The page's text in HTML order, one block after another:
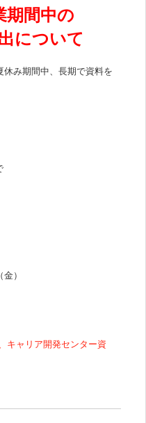
期間中の
について
み期間中、長期で資料を
）
ャリア開発センター資